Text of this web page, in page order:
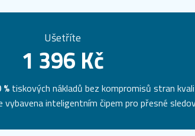
Ušetříte
1 396 Kč
tiskových nákladů bez kompromisů stran
vybavena inteligentním čipem pro přesné